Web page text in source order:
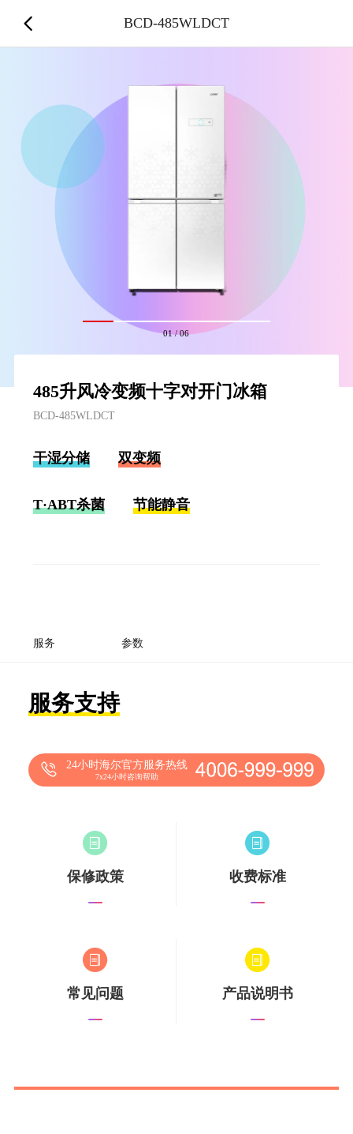
01/06
485升风冷变频十字对开门冰箱
BCD-485WLDCT
干湿分储 双变频
T·ABT杀菌 节能静音
服务 参数
服务支持
24小时海尔官方服务热线
7x24小时咨询帮助
保修政策 收费标准
常见问题 产品说明书
BCD-485WLDCT